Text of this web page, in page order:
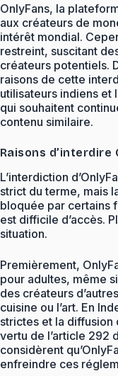
OnlyFans, la
aux créateurs de
intérêt mondial.
restreint, suscitant
créateurs potentiels.
raisons de cette
utilisateurs indiens et
qui souhaitent
contenu similaire.
Raisons d’interdire
L’interdiction
strict du terme, mais
bloquée par certains
est difficile d’accès.
situation.
Premièrement,
pour adultes, même
des créateurs
cuisine ou l’art. En
strictes et la
vertu de l’article 292
considèrent
enfreindre ces